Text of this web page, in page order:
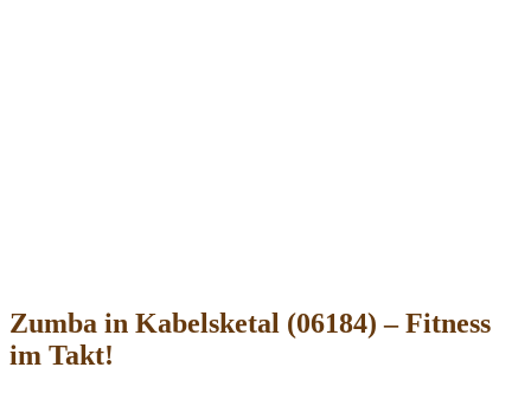
Zumba in Kabelsketal (06184) – Fitness
im Takt!